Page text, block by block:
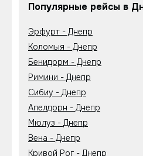
Популярные рейсы в
Эрфурт - Днепр
Коломыя - Днепр
Бенидорм - Днепр
Римини - Днепр
Сибиу - Днепр
Апелдорн - Днепр
Мюлуз - Днепр
Вена - Днепр
Кривой Рог - Днепр